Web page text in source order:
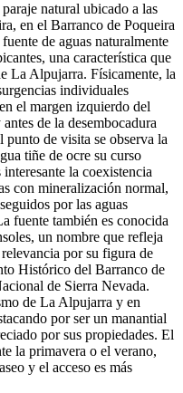
natural ubicado a las
en el Barranco de Poqueira
de aguas naturalmente
una característica que
La Alpujarra. Físicamente, la
individuales
el margen izquierdo del
de la desembocadura
de visita se observa la
tiñe de ocre su curso
la coexistencia
con mineralización normal,
por las aguas
fuente también es conocida
un nombre que refleja
por su figura de
Histórico del Barranco de
de Sierra Nevada.
de La Alpujarra y en
por ser un manantial
por sus propiedades. El
la primavera o el verano,
y el acceso es más